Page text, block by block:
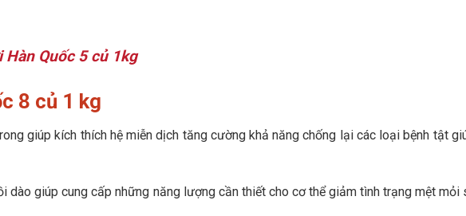
Hàn Quốc 5 củ 1kg
8 củ 1 kg
giúp kích thích hệ miễn dịch tăng cường khả năng chống lại các loại bệnh tật
dào giúp cung cấp những năng lượng cần thiết cho cơ thể giảm tình trạng mệt mỏi